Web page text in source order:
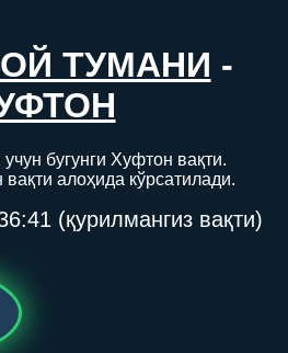
ТУМАНИ -
бугунги Хуфтон вақти.
алоҳида кўрсатилади.
(қурилмангиз вақти)